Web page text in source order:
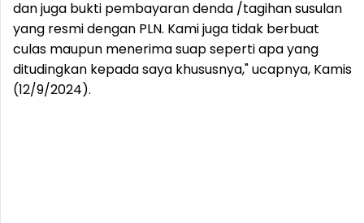
dan juga bukti pembayaran denda /tagihan susulan
yang resmi dengan PLN. Kami juga tidak berbuat
culas maupun menerima suap seperti apa yang
ditudingkan kepada saya khususnya," ucapnya, Kamis
(12/9/2024).